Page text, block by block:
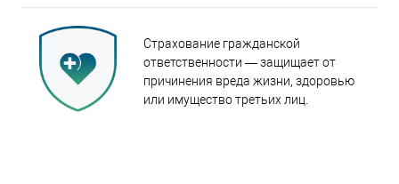
Страхование гражданской
ответственности — защищает от
причинения вреда жизни, здоровью
или имущество третьих лиц.